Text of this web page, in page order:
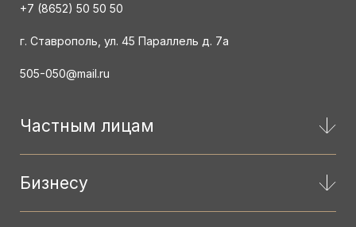
+7 (8652) 50 50 50
г. Ставрополь, ул. 45 Параллель д. 7а
505-050@mail.ru
Частным лицам
Бизнесу